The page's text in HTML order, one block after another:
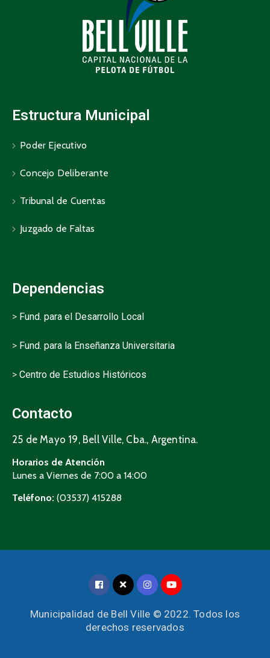
Estructura Municipal
Poder Ejecutivo
Concejo Deliberante
Tribunal de Cuentas
Juzgado de Faltas
Dependencias
> Fund. para el Desarrollo Local
> Fund. para la Enseñanza Universitaria
> Centro de Estudios Históricos
Contacto
25 de Mayo 19, Bell Ville, Cba., Argentina.
Horarios de Atención
Lunes a Viernes de 7:00 a 14:00
Teléfono: (03537) 415288
Municipalidad de Bell Ville © 2022. Todos los
derechos reservados